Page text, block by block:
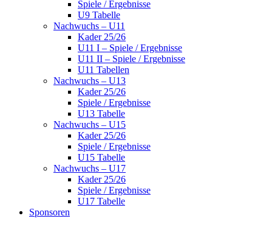
Spiele / Ergebnisse
U9 Tabelle
Nachwuchs – U11
Kader 25/26
U11 I – Spiele / Ergebnisse
U11 II – Spiele / Ergebnisse
U11 Tabellen
Nachwuchs – U13
Kader 25/26
Spiele / Ergebnisse
U13 Tabelle
Nachwuchs – U15
Kader 25/26
Spiele / Ergebnisse
U15 Tabelle
Nachwuchs – U17
Kader 25/26
Spiele / Ergebnisse
U17 Tabelle
Sponsoren